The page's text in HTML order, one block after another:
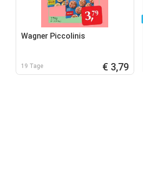
Wagner Piccolinis
19 Tage € 3,79